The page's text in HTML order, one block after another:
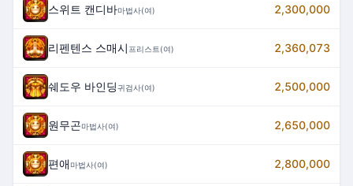
스위트 캔디바마법사(여) 2,300,000
리펜텐스 스매시 프리스트(여) 2,360,073
쉐도우 바인딩귀검사(여) 2,500,000
원무곤마법사(여) 2,650,000
편애 마법사(여) 2,800,000